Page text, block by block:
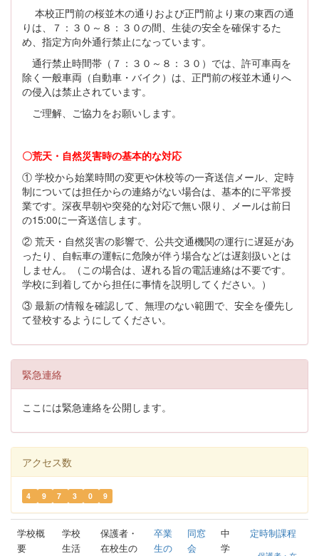
本校正門前の桜並木の通りおよび正門前より東の東西の通
りは、７：３０～８：３０の間、生徒の安全を確保するた
め、指定方向外通行禁止になっています。
通行禁止時間帯（７：３０～８：３０）では、許可車両を
除く一般車両（自動車・バイク）は、正門前の桜並木通りへ
の侵入は禁止されています。
ご理解、ご協力をお願いします。
〇荒天・自然災害時の基本的な対応
① 学校から始業時間の変更や休校等の一斉送信メール、定時
制については担任からの連絡がない場合は、基本的に平常授
業です。深夜早朝や突発的な対応で無い限り、メールは前日
の15:00に一斉送信します。
② 荒天・自然災害の影響で、公共交通機関の運行に遅延があ
ったり、自転車の運転に危険が伴う場合などは遅刻扱いとは
しません。（この場合は、遅れる旨の電話連絡は不要です。
学校に到着してから担任に事情を説明してください。）
③ 最新の情報を確認して、無理のない範囲で、安全を優先し
て登校するようにしてください。
緊急連絡
ここには緊急連絡を公開します。
アクセス数
4 9 7 3 0 9
学校概
要
学校
生活
保護者・
在校生の
卒業
生の
同窓
会
中
学
定時制課程